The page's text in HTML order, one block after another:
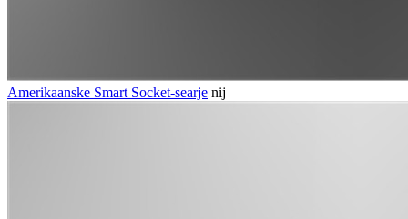
Amerikaanske Smart Socket-searje nij